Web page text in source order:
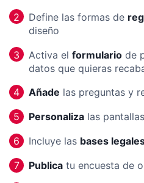
2
Define las formas de
diseño
3
Activa el formulario de
datos que quieras
4
Añade las preguntas y
5 Personaliza las
6 Incluye las bases
7 Publica tu encuesta de